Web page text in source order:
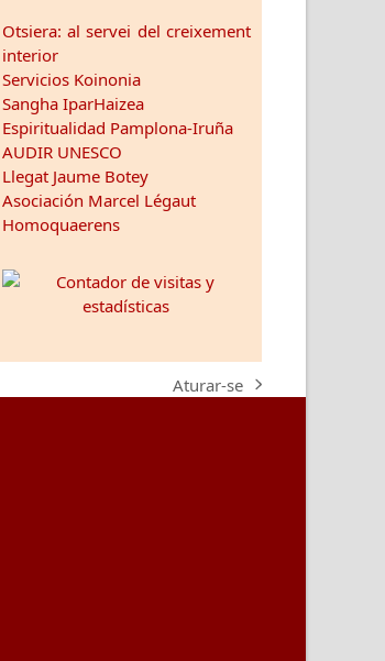
Otsiera: al servei del creixement
interior
Servicios Koinonia
Sangha IparHaizea
Espiritualidad Pamplona-Iruña
AUDIR UNESCO
Llegat Jaume Botey
Asociación Marcel Légaut
Homoquaerens
next
Aturar-se